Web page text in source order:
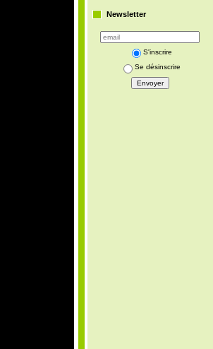
Newsletter
S'inscrire
Se désinscrire